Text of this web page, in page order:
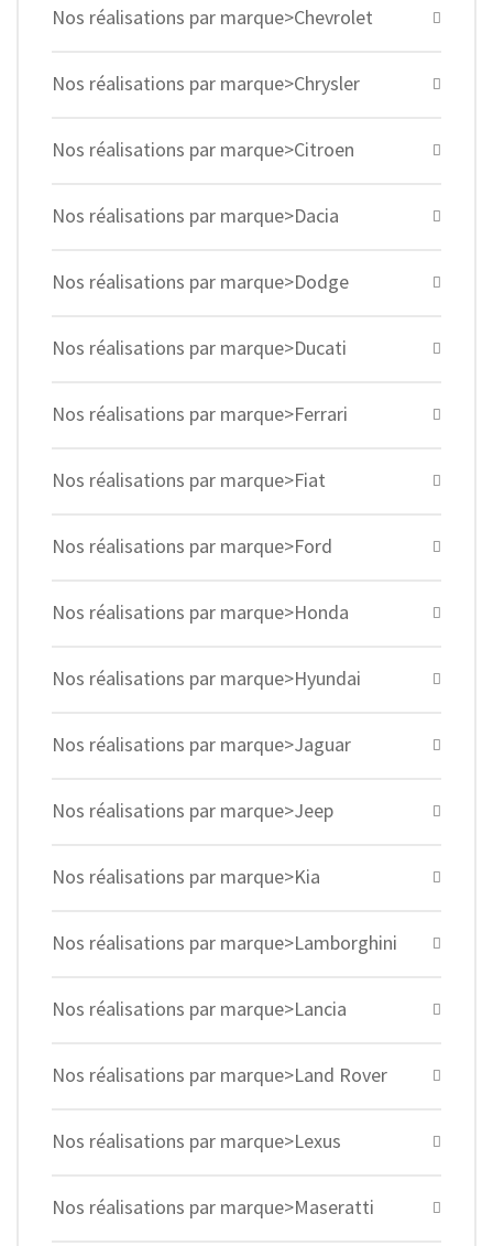
Nos réalisations par marque>Chevrolet
Nos réalisations par marque>Chrysler
Nos réalisations par marque>Citroen
Nos réalisations par marque>Dacia
Nos réalisations par marque>Dodge
Nos réalisations par marque>Ducati
Nos réalisations par marque>Ferrari
Nos réalisations par marque>Fiat
Nos réalisations par marque>Ford
Nos réalisations par marque>Honda
Nos réalisations par marque>Hyundai
Nos réalisations par marque>Jaguar
Nos réalisations par marque>Jeep
Nos réalisations par marque>Kia
Nos réalisations par marque>Lamborghini
Nos réalisations par marque>Lancia
Nos réalisations par marque>Land Rover
Nos réalisations par marque>Lexus
Nos réalisations par marque>Maseratti